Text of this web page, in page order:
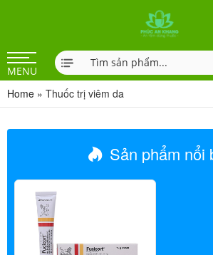
MENU
Home » Thuốc trị viêm da
Sản phẩm nổi